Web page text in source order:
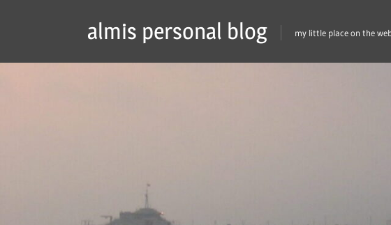
almis personal blog my little place on the